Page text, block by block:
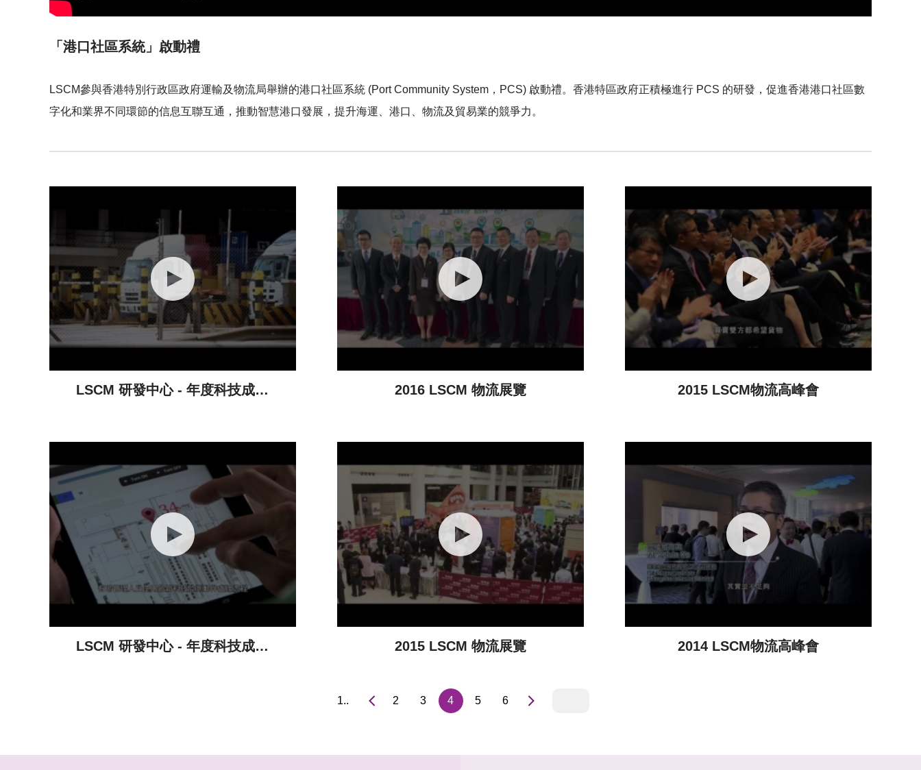
「港口社區系統」啟動禮
LSCM參與香港特別行政區政府運輸及物流局舉辦的港口社區系統 (Port Community System，PCS) 啟動禮。香港特區政府正積極進行 PCS 的研發，促進香港港口社區數
字化和業界不同環節的信息互聯互通，推動智慧港口發展，提升海運、港口、物流及貿易業的競爭力。
LSCM 研發中心 - 年度科技成就
2016 LSCM 物流展覽 2015 LSCM物流高峰會
LSCM 研發中心 - 年度科技成就
2015 LSCM 物流展覽 2014 LSCM物流高峰會
1.. 2 3 4 5 6